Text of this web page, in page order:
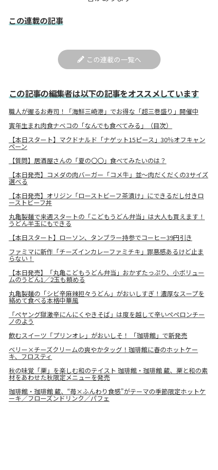
この連載の記事
この連載の一覧へ
この記事の編集者は以下の記事をオススメしています
職人が握るお寿司！「海鮮三崎港」でお得な「超三巻盛り」開催中
寅年生まれ肉食ナベコの「なんでも食べてみる」（目次）
【本日スタート】マクドナルド「ナゲット15ピース」30％オフキャン
ペーン
【質問】居酒屋さんの「夏の〇〇」食べてみたいのは？
【本日発売】コメダの肉バーガー「コメ牛」並～肉だくだくの3サイズ
選べる
【本日発売】オリジン「ローストビーフ茶漬け」にできるだし付きロ
ーストビーフ丼
丸亀製麺で来週スタートの「こどもうどん弁当」は大人も買えます！
うどん半玉にもできる
【本日スタート】ローソン、タンブラー持参でコーヒー39円引き
ファミマに新作「チーズインカレーファミチキ」罪悪感あるけど止ま
らない！
【本日発売】「丸亀こどもうどん弁当」おかずたっぷり、小ボリュー
ムのうどん1／2玉も頼める
丸亀製麺の「シビ辛麻辣担々うどん」がおいしすぎ！濃厚なスープを
絡めて食べる本格中華風
「ペヤング獄激辛にんにくやきそば」は度を越して辛いペペロンチー
ノのよう
飲むスイーツ「プリンオレ」がおいしそ！ 「珈琲館」で新発売
ベリー×チーズクリームの爽やかタッグ！珈琲館に春のホットケー
キ、フロスティ
秋の味覚「栗」を楽しむ和のテイスト 珈琲館・珈琲館 蔵、栗と和の素
材をあわせた秋限定メニューを発売
珈琲館・珈琲館 蔵、“苺×ふんわり食感”がテーマの季節限定ホットケ
ーキ／フローズンドリンク／パフェ